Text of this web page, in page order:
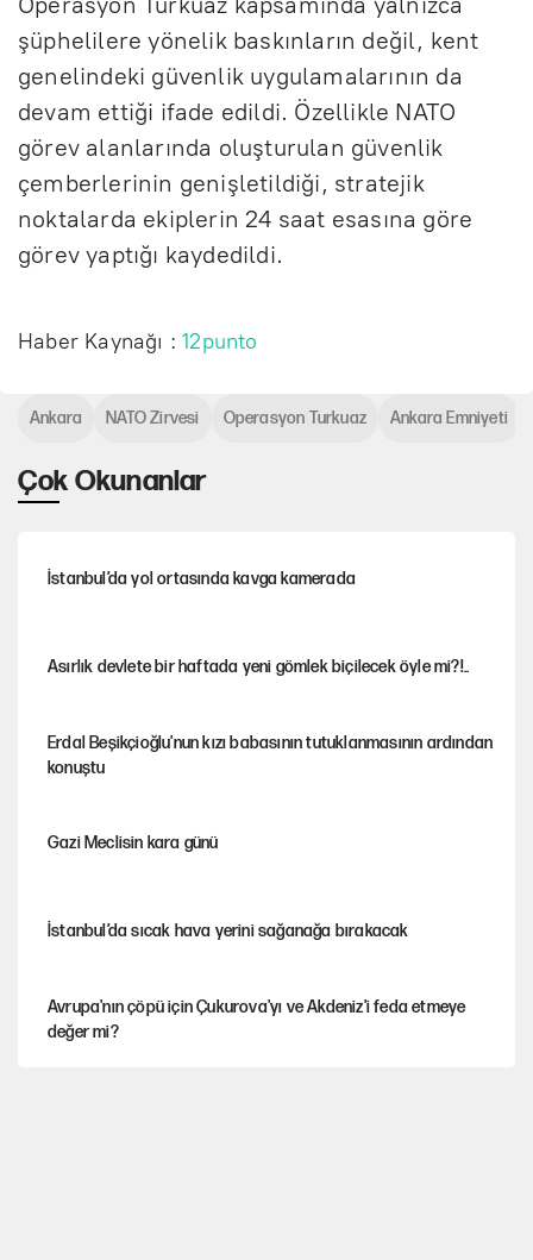
şüphelilere yönelik baskınların değil, kent
genelindeki güvenlik uygulamalarının da
devam ettiği ifade edildi. Özellikle NATO
görev alanlarında oluşturulan güvenlik
çemberlerinin genişletildiği, stratejik
noktalarda ekiplerin 24 saat esasına göre
görev yaptığı kaydedildi.
Haber Kaynağı :12punto
Çok Okunanlar
İstanbul’da yol ortasında kavga kamerada
Asırlık devlete bir haftada yeni gömlek biçilecek öyle mi?!..
Erdal Beşikçioğlu'nun kızı babasının tutuklanmasının ardından
konuştu
Gazi Meclisin kara günü
İstanbul’da sıcak hava yerini sağanağa bırakacak
Avrupa'nın çöpü için Çukurova'yı ve Akdeniz'i feda etmeye
değer mi?
Ankara NATO Zirvesi Operasyon Turkuaz Ankara Emniyeti